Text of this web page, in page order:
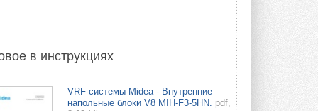
в инструкциях
VRF-системы Midea - Внутренние
напольные блоки V8 MIH-F3-5HN. pdf,